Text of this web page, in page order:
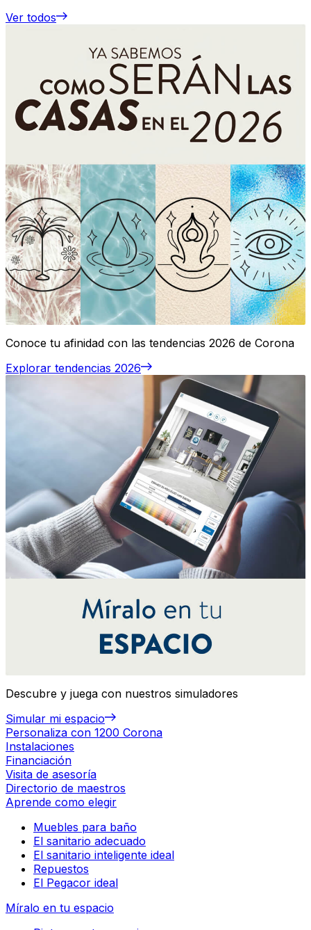
Ver todos
Conoce tu afinidad con las tendencias 2026 de Corona
Explorar tendencias 2026
Descubre y juega con nuestros simuladores
Simular mi espacio
Personaliza con 1200 Corona
Instalaciones
Financiación
Visita de asesoría
Directorio de maestros
Aprende como elegir
Muebles para baño
El sanitario adecuado
El sanitario inteligente ideal
Repuestos
El Pegacor ideal
Míralo en tu espacio